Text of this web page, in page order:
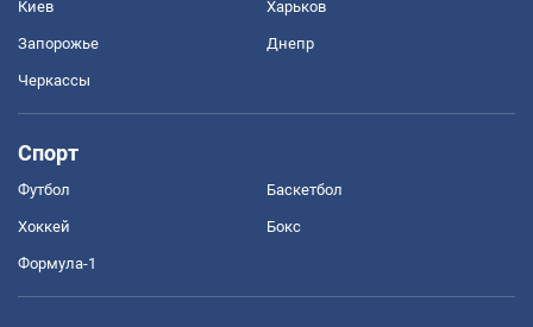
Киев Харьков
Запорожье Днепр
Черкассы
Спорт
Футбол Баскетбол
Хоккей Бокс
Формула-1